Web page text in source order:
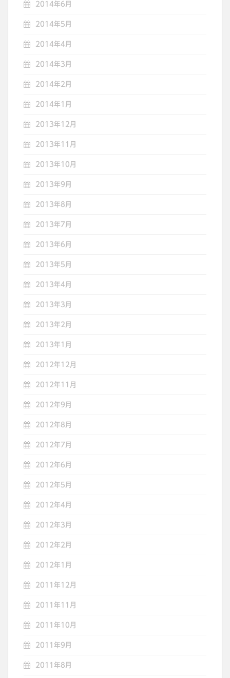
2014年6月
2014年5月
2014年4月
2014年3月
2014年2月
2014年1月
2013年12月
2013年11月
2013年10月
2013年9月
2013年8月
2013年7月
2013年6月
2013年5月
2013年4月
2013年3月
2013年2月
2013年1月
2012年12月
2012年11月
2012年9月
2012年8月
2012年7月
2012年6月
2012年5月
2012年4月
2012年3月
2012年2月
2012年1月
2011年12月
2011年11月
2011年10月
2011年9月
2011年8月